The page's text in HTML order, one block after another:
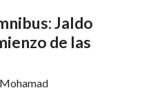
Jaldo
de las